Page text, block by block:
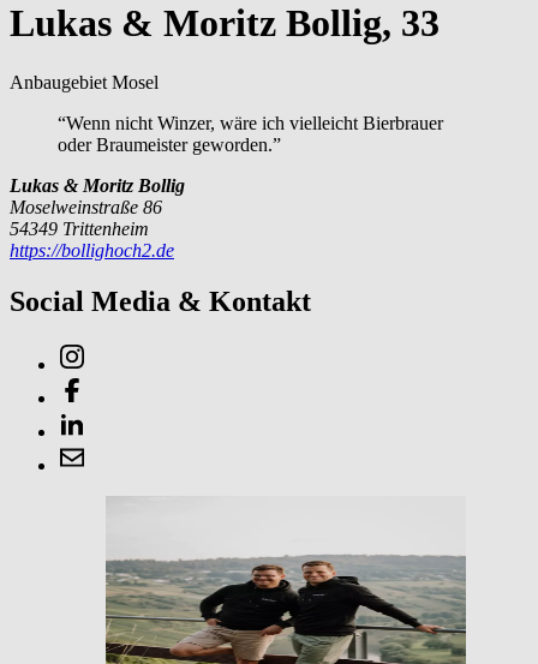
Lukas & Moritz Bollig, 33
Anbaugebiet Mosel
“Wenn nicht Winzer, wäre ich vielleicht Bierbrauer
oder Braumeister geworden.”
Lukas & Moritz Bollig
Moselweinstraße 86
54349 Trittenheim
https://bollighoch2.de
Social Media & Kontakt